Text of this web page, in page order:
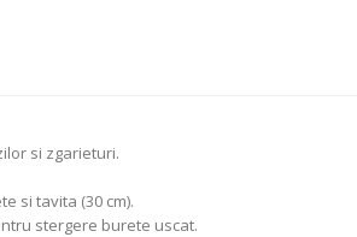
si zgarieturi.
si tavita (30 cm).
stergere burete uscat.